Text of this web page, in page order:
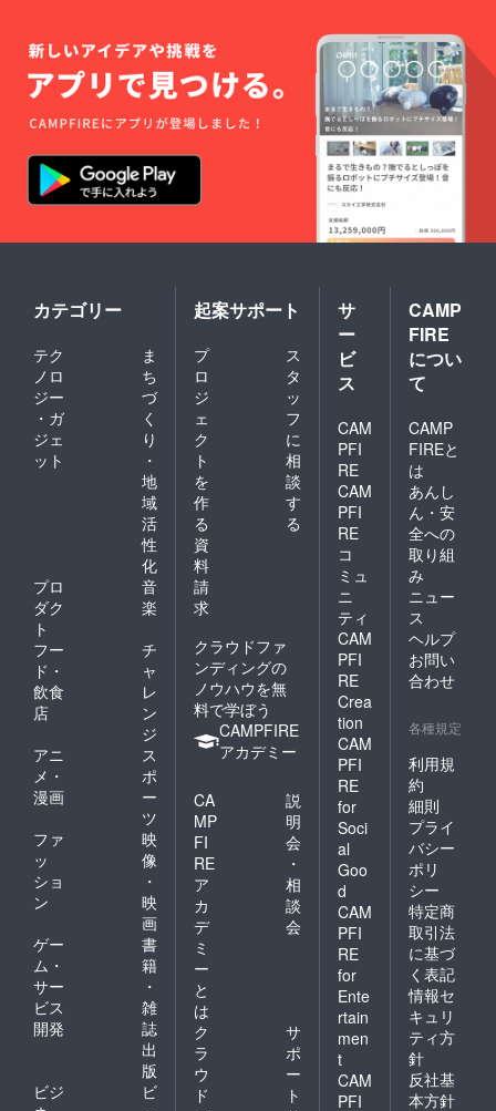
海道）
素焚
糖、粗
製糖、※
この中
ずれ
か） •
オリジ
ナル手
枚（バ
り手ぬ
ぐい
w90cm/
h33cm
綿）
カテゴリー
テク
ノロ
ジー
・ガ
ジェ
ット
ま
ち
づ
く
り
・
地
域
活
性
化
プロ
ダク
ト
音
楽
フー
ド・
飲食
店
チ
ャ
レ
ン
ジ
アニ
メ・
漫画
ス
ポ
ー
ツ
ファ
ッ
ショ
ン
映
像
・
映
画
ゲー
ム・
サー
ビス
開発
書
籍
・
雑
誌
出
版
ビジ
ビ
起案サポート
プ
ロ
ジ
ェ
ク
ト
を
作
る
ス
タ
ッ
フ
に
相
談
す
る
資
料
請
求
クラウドファ
ンディングの
ノウハウを無
料で学ぼう
CAMPFIRE
アカデミー
CA
MP
FI
RE
ア
カ
デ
ミ
ー
と
は
説
明
会
・
相
談
会
ク
ラ
ウ
ド
サ
ポ
ー
ト
サ
ー
ビ
ス
CAM
PFI
RE
CAM
PFI
RE
コ
ミュ
ニ
ティ
CAM
PFI
RE
Crea
tion
CAM
PFI
RE
for
Soci
al
Goo
d
CAM
PFI
RE
for
Ente
rtain
men
t
CAM
PFI
CAMP
FIRE
につい
て
CAMP
FIREと
は
あんし
ん・安
全への
取り組
み
ニュー
ス
ヘルプ
お問い
合わせ
各種規定
利用規
約
細則
プライ
バシー
ポリ
シー
特定商
取引法
に基づ
く表記
情報セ
キュリ
ティ方
針
反社基
本方針